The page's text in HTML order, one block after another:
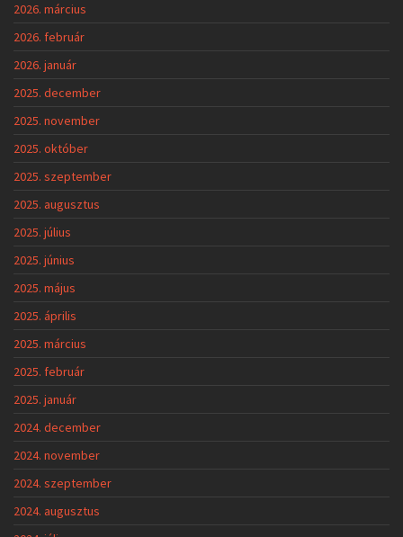
2026. március
2026. február
2026. január
2025. december
2025. november
2025. október
2025. szeptember
2025. augusztus
2025. július
2025. június
2025. május
2025. április
2025. március
2025. február
2025. január
2024. december
2024. november
2024. szeptember
2024. augusztus